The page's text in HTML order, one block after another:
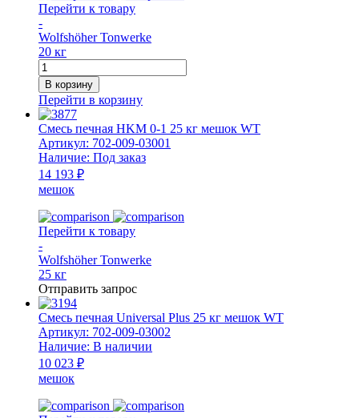
Перейти к товару
-
Wolfshöher Tonwerke
20 кг
Количество
товара
Смесь
печная
НМ
20
кг
мешок
WT
(для
монтажа
внешней
оболочки)
В корзину
Перейти в корзину
Смесь печная HKM 0-1 25 кг мешок WT
Артикул: 702-009-03001
Наличие: Под заказ
14 193 ₽
мешок
Перейти к товару
-
Wolfshöher Tonwerke
25 кг
Отправить запрос
Смесь печная Universal Plus 25 кг мешок WT
Артикул: 702-009-03002
Наличие: В наличии
10 023 ₽
мешок